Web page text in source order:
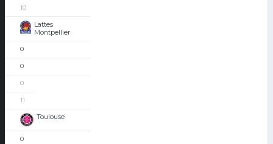
10
Lattes
Montpellier
0
0
0
11
Toulouse
0